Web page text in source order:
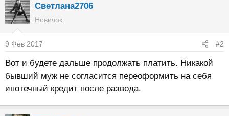
Светлана2706
Новичок
9 Фев 2017 #2
Вот и будете дальше продолжать платить. Никакой
бывший муж не согласится переоформить на себя
ипотечный кредит после развода.